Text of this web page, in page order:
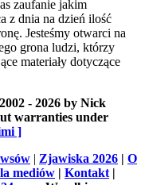
zaufanie jakim
z dnia na dzień ilość
Jesteśmy otwarci na
grona ludzi, którzy
materiały dotyczące
- 2026 by Nick
warranties under
]
| Zjawiska 2026 | O
mediów | Kontakt |